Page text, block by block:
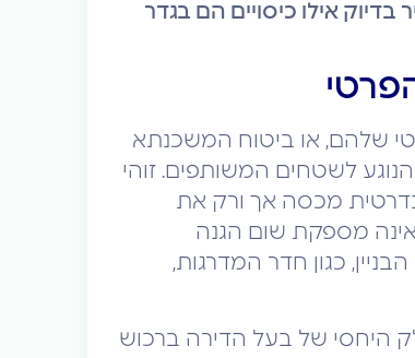
אילו כיסויים הם בגדר
שלהם, או ביטוח המשכנתא
לשטחים המשותפים. זוהי
מכסה אך ורק את
מספקת שום הגנה
כגון חדר המדרגות,
היחסי של בעל הדירה ברכוש